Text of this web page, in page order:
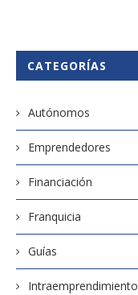
CATEGORÍAS
Autónomos
Emprendedores
Financiación
Franquicia
Guías
Intraemprendimiento